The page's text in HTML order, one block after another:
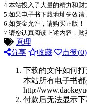
4.本站投入了大量的精力和
5.如果电子书下载地址失效请
6.如资金允许，请购买正版！
7.请您认真阅读上述内容，购
原理
分享
收藏 点赞(0)
下载的文件如何打
本站所有电子书
http://
付款后无法显示